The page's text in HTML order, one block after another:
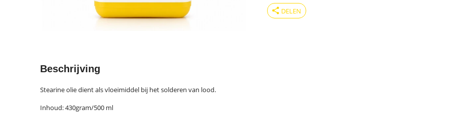
share DELEN
Beschrijving
Stearine olie dient als vloeimiddel bij het solderen van lood.
Inhoud: 430gram/500 ml